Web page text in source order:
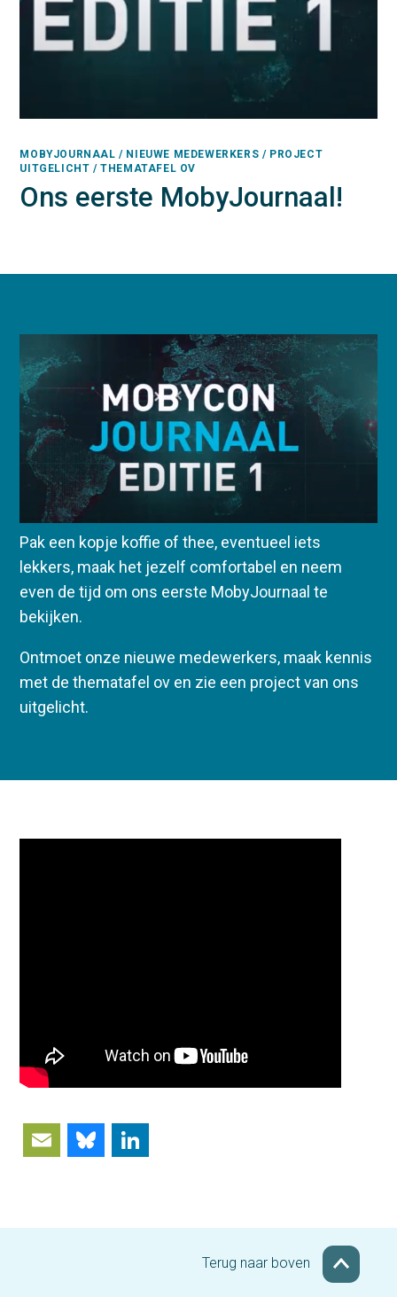
MOBYJOURNAAL / NIEUWE MEDEWERKERS / PROJECT
UITGELICHT / THEMATAFEL OV
Ons eerste MobyJournaal!
Pak een kopje koffie of thee, eventueel iets
lekkers, maak het jezelf comfortabel en neem
even de tijd om ons eerste MobyJournaal te
bekijken.
Ontmoet onze nieuwe medewerkers, maak kennis
met de thematafel ov en zie een project van ons
uitgelicht.
EmailBluesky
Terug naar boven